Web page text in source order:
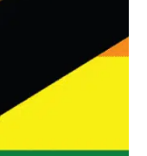
contacter